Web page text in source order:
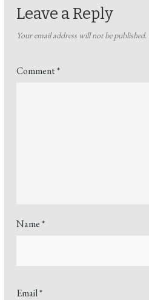
Leave a Reply
Your email address will not be published.
Comment*
Name*
Email*